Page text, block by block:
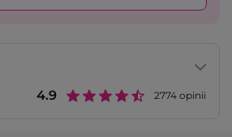
4.9 2774 opinii